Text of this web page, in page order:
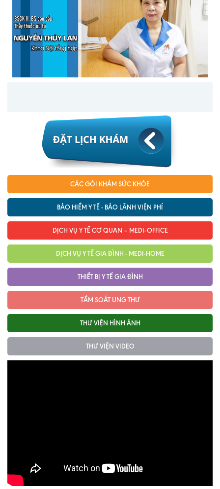
Vật lý trị liệu hồi phục chức năng
Xét nghiệm
Xét nghiệm sàng lọc NIPT
Chẩn đoán hình ảnh
Các gói khám sức khỏe
Gói khám sức khỏe cá nhân định kỳ
Gói khám tầm soát ung thư sớm
Gói quản lý mạn tính
Dịch vụ ưu đãi đặc biệt
Bác sĩ online - Tư vấn từ xa
Nhà thuốc GPP
Dịch vụ Y tế Cơ quan – MEDI-OFFICE
Dịch vụ Y tế gia đình – MEDI-HOME
Lấy mẫu xét nghiệm tại nhà
Bảo hiểm Y tế
Bảo lãnh viện phí HỎI ĐÁP
CÁC GÓI KHÁM SỨC KHỎE
BẢO HIỂM Y TẾ - BẢO LÃNH VIỆN PHÍ
DỊCH VỤ Y TẾ CƠ QUAN – MEDI-OFFICE
DỊCH VỤ Y TẾ GIA ĐÌNH - MEDI-HOME
THIẾT BỊ Y TẾ GIA ĐÌNH
TẦM SOÁT UNG THƯ
THƯ VIỆN HÌNH ẢNH
THƯ VIỆN VIDEO